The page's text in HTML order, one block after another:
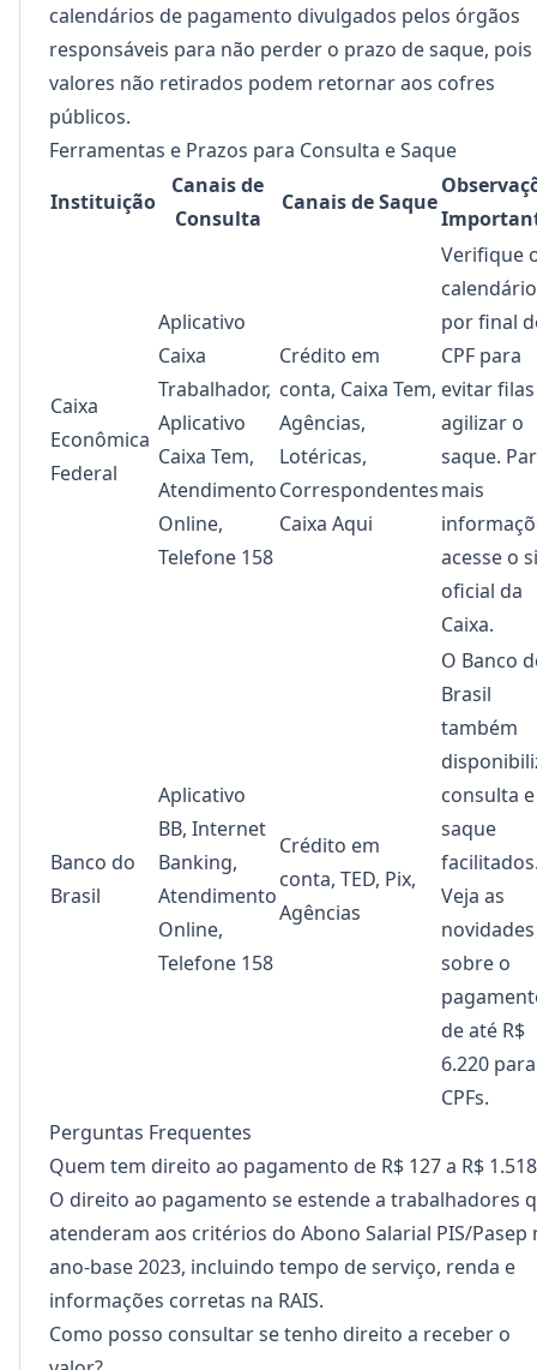
calendários de pagamento divulgados pelos órgãos
responsáveis para não perder o prazo de saque, pois
valores não retirados podem retornar aos cofres
públicos.
Ferramentas e Prazos para Consulta e Saque
Instituição
Canais de
Consulta
Canais de Saque
Caixa
Econômica
Federal
Aplicativo
Caixa
Trabalhador,
Aplicativo
Caixa Tem,
Atendimento
Online,
Telefone 158
Crédito em
conta, Caixa Tem,
Agências,
Lotéricas,
Correspondentes
Caixa Aqui
Verifique
calendário
por final
CPF para
evitar
agilizar o
saque.
mais
acesse o
oficial da
Caixa.
Banco do
Brasil
Aplicativo
BB, Internet
Banking,
Atendimento
Online,
Telefone 158
Crédito em
conta, TED, Pix,
Agências
O Banco
Brasil
também
consulta e
saque
Veja as
novidades
sobre o
de até R$
6.220 para
CPFs.
Perguntas Frequentes
Quem tem direito ao pagamento de R$ 127 a R$
O direito ao pagamento se estende a trabalhadores
atenderam aos critérios do Abono Salarial PIS/Pasep
ano-base 2023, incluindo tempo de serviço, renda e
informações corretas na RAIS.
Como posso consultar se tenho direito a receber o